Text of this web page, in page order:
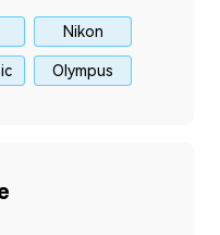
Nikon
Olympus